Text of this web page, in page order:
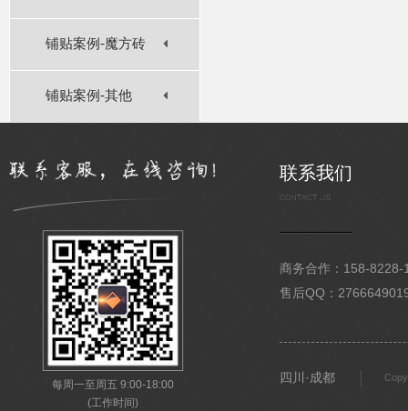
铺贴案例-魔方砖
铺贴案例-其他
每周一至周五 9:00-18:00
(工作时间)
联系我们
商务合作：158-
售后QQ：
四川·成都